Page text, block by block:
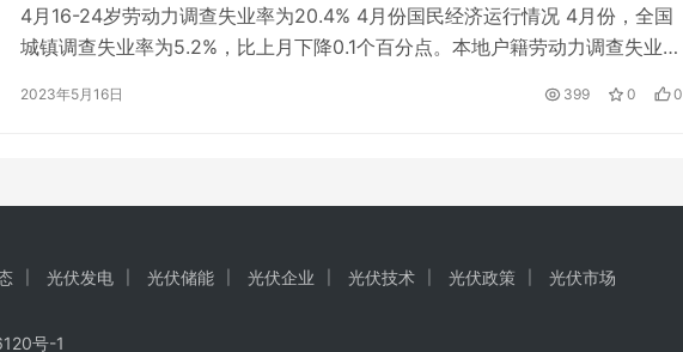
4月16-24岁劳动力调查失业率为20.4% 4月份国民经济运行情况 4月份，全国
城镇调查失业率为5.2%，比上月下降0.1个百分点。本地户籍劳动力调查失业率
业率为5.1%。16-24岁、25-59岁劳动力调查失业率分别为20.4%、4.2%。25-
2023年5月16日 399 0 0
光伏发电 光伏储能 光伏企业 光伏技术 光伏政策
光伏市场
号-1